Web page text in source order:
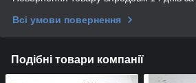
Всі умови повернення
Подібні товари компанії